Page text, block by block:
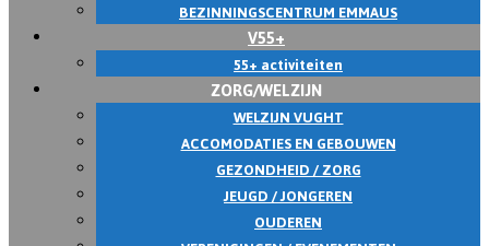
BEZINNINGSCENTRUM EMMAUS
V55+
55+ activiteiten
ZORG/WELZIJN
WELZIJN VUGHT
ACCOMODATIES EN GEBOUWEN
GEZONDHEID / ZORG
JEUGD / JONGEREN
OUDEREN